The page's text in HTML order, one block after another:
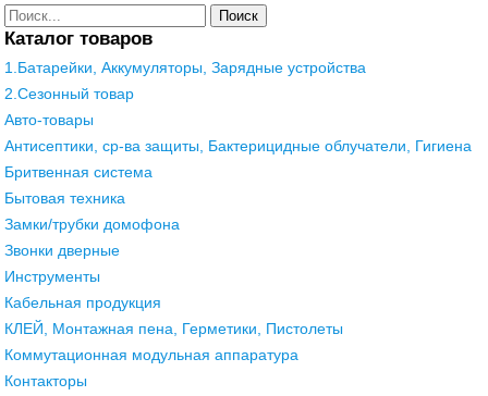
Поиск
Каталог товаров
1.Батарейки, Аккумуляторы, Зарядные устройства
2.Сезонный товар
Авто-товары
Антисептики, ср-ва защиты, Бактерицидные облучатели, Гигиена
Бритвенная система
Бытовая техника
Замки/трубки домофона
Звонки дверные
Инструменты
Кабельная продукция
КЛЕЙ, Монтажная пена, Герметики, Пистолеты
Коммутационная модульная аппаратура
Контакторы